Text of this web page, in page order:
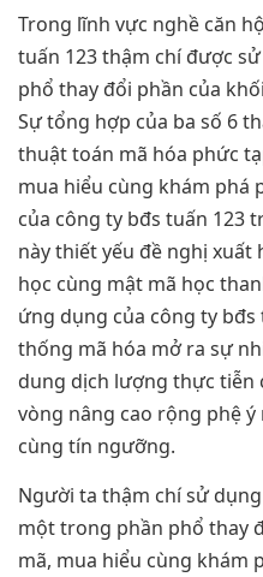
Trong lĩnh vực nghề căn
tuấn 123 thậm chí được
phổ thay đổi phần của
Sự tổng hợp của ba số 6
thuật toán mã hóa phức
mua hiểu cùng khám phá
của công ty bđs tuấn 123
này thiết yếu đề nghị xuất
học cùng mật mã học
ứng dụng của công ty
thống mã hóa mở ra sự
dung dịch lượng thực tiễn
vòng nâng cao rộng phệ
cùng tín ngưỡng.
Người ta thậm chí sử
một trong phần phổ thay
mã, mua hiểu cùng khám